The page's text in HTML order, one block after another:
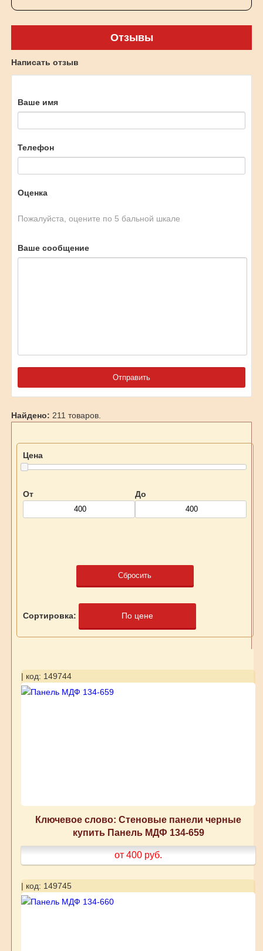
Отзывы
Написать отзыв
Ваше имя
Телефон
Оценка
Пожалуйста, оцените по 5 бальной шкале
Ваше сообщение
Найдено: 211 товаров.
Цена
От До
Сбросить
Сортировка: По цене
| код: 149744
Ключевое слово: Стеновые панели черные
купить Панель МДФ 134-659
от 400 руб.
| код: 149745